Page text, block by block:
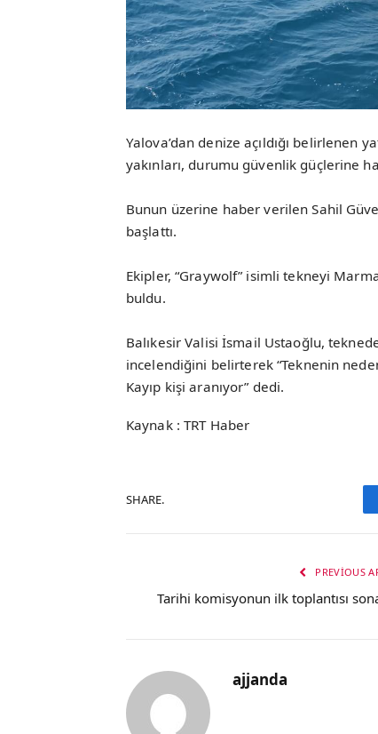
Yalova’dan denize açıldığı belirlenen
yakınları, durumu güvenlik güçlerine
Bunun üzerine haber verilen Sahil
başlattı.
Ekipler, “Graywolf” isimli tekneyi
buldu.
Balıkesir Valisi İsmail Ustaoğlu,
incelendiğini belirterek “Teknenin
Kayıp kişi aranıyor” dedi.
Kaynak : TRT Haber
SHARE.
PREVIOUS
Tarihi komisyonun ilk toplantısı
ajjanda